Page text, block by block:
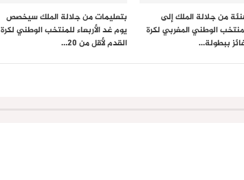
من جلالة الملك إلى
الوطني المغربي لكرة
ببطولة…
بتعليمات من جلالة الملك سيخصص
يوم غد الأربعاء للمنتخب الوطني لكرة
القدم لأقل من 20…